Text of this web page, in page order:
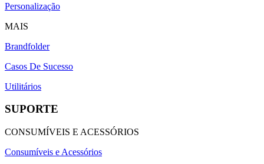
Personalização
MAIS
Brandfolder
Casos De Sucesso
Utilitários
SUPORTE
CONSUMÍVEIS E ACESSÓRIOS
Consumíveis e Acessórios